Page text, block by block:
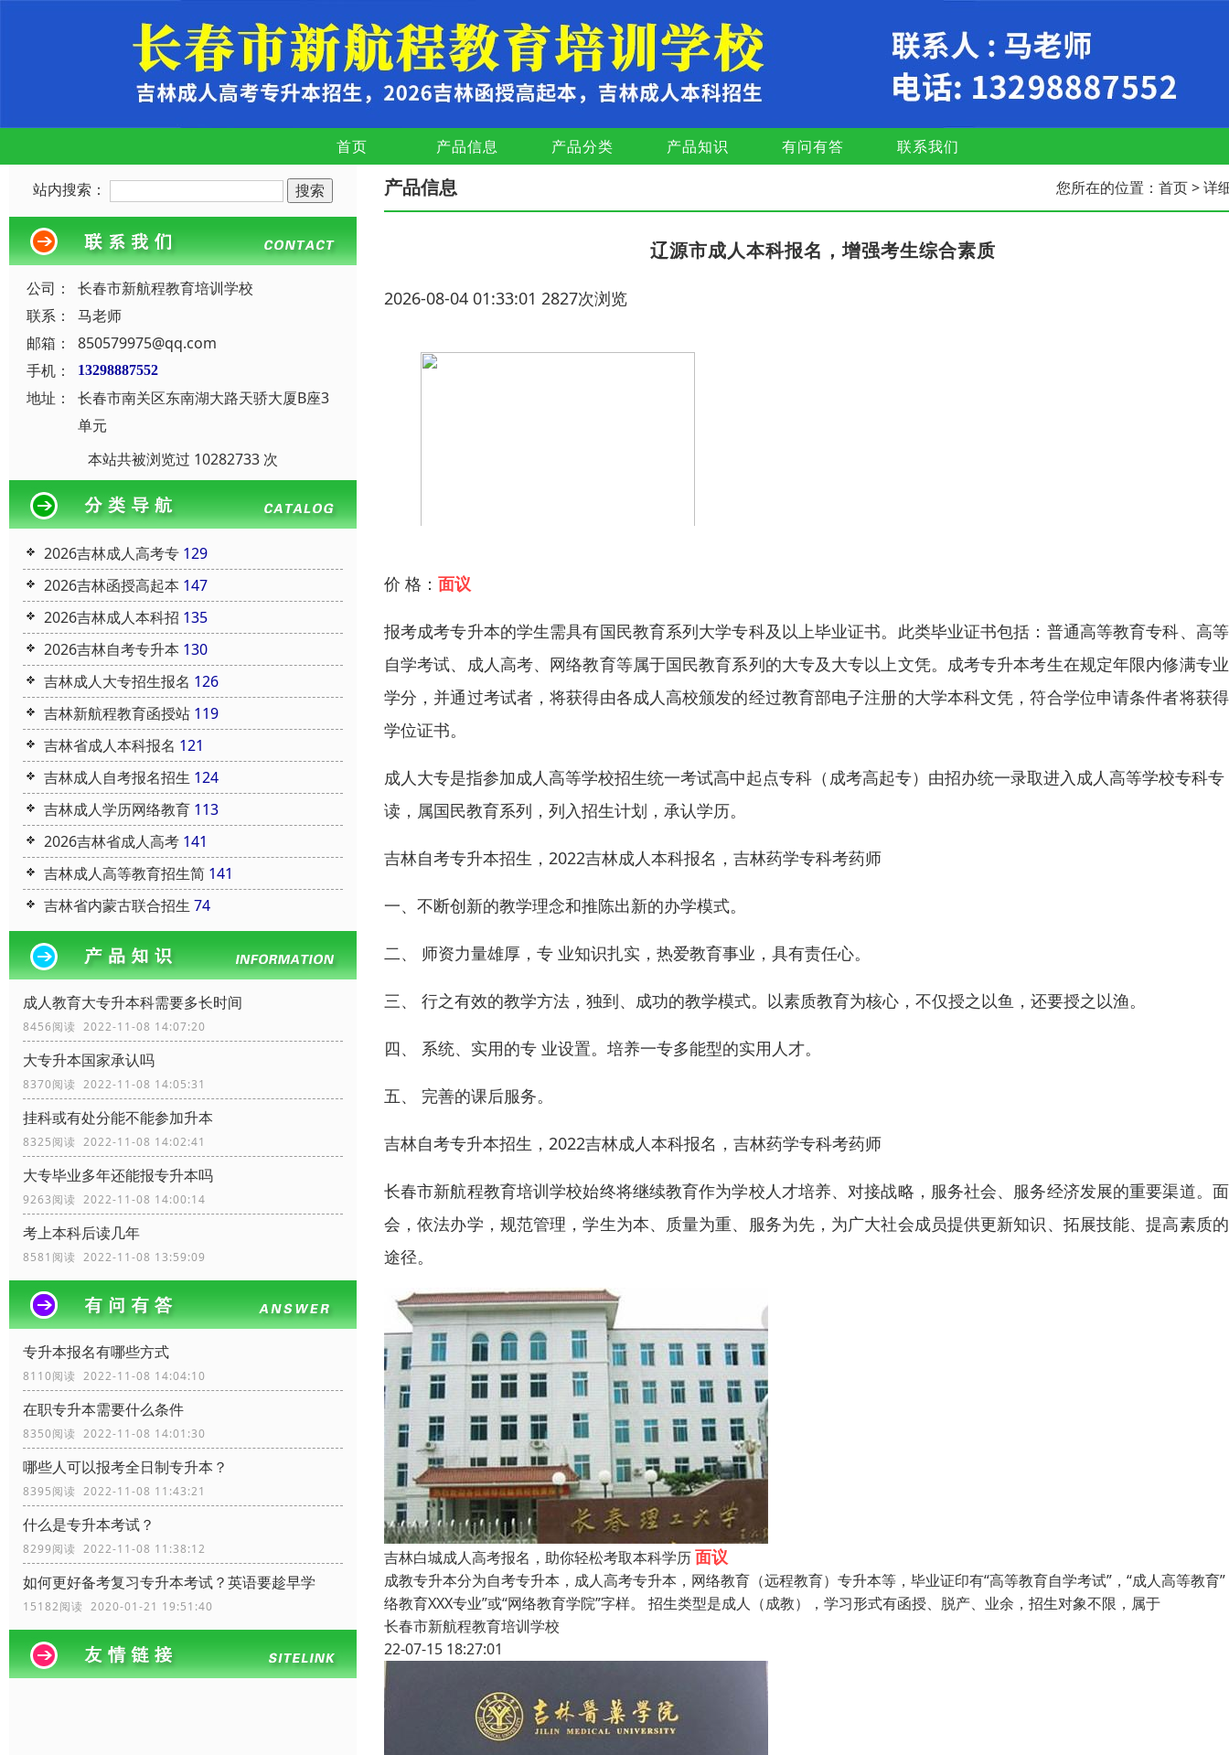
首页 产品信息 产品分类 产品知识 有问有答 联系我们
站内搜索：
公司：
长春市新航程教育培训学校
联系：
马老师
邮箱：
850579975@qq.com
手机：
13298887552
地址：
长春市南关区东南湖大路天骄大厦B座3
单元
本站共被浏览过 10282733 次
2026吉林成人高考专 129
2026吉林函授高起本 147
2026吉林成人本科招 135
2026吉林自考专升本 130
吉林成人大专招生报名 126
吉林新航程教育函授站 119
吉林省成人本科报名 121
吉林成人自考报名招生 124
吉林成人学历网络教育 113
2026吉林省成人高考 141
吉林成人高等教育招生简 141
吉林省内蒙古联合招生 74
成人教育大专升本科需要多长时间
8456阅读 2022-11-08 14:07:20
大专升本国家承认吗
8370阅读 2022-11-08 14:05:31
挂科或有处分能不能参加升本
8325阅读 2022-11-08 14:02:41
大专毕业多年还能报专升本吗
9263阅读 2022-11-08 14:00:14
考上本科后读几年
8581阅读 2022-11-08 13:59:09
专升本报名有哪些方式
8110阅读 2022-11-08 14:04:10
在职专升本需要什么条件
8350阅读 2022-11-08 14:01:30
哪些人可以报考全日制专升本？
8395阅读 2022-11-08 11:43:21
什么是专升本考试？
8299阅读 2022-11-08 11:38:12
如何更好备考复习专升本考试？英语要趁早学
15182阅读 2020-01-21 19:51:40
产品信息 您所在的位置： 首页> 详
辽源市成人本科报名，增强考生综合素质
2026-08-04 01:33:01 2827次浏览
价 格： 面议
报考成考专升本的学生需具有国民教育系列大学专科及以上毕业证书。此类毕业证书包括：普通高等教育专科、高
自学考试、成人高考、网络教育等属于国民教育系列的大专及大专以上文凭。成考专升本考生在规定年限内修满专
学分，并通过考试者，将获得由各成人高校颁发的经过教育部电子注册的大学本科文凭，符合学位申请条件者将获
学位证书。
成人大专是指参加成人高等学校招生统一考试高中起点专科（成考高起专）由招办统一录取进入成人高等学校专科专
读，属国民教育系列，列入招生计划，承认学历。
吉林自考专升本招生，2022吉林成人本科报名，吉林药学专科考药师
一、不断创新的教学理念和推陈出新的办学模式。
二、 师资力量雄厚，专 业知识扎实，热爱教育事业，具有责任心。
三、 行之有效的教学方法，独到、成功的教学模式。以素质教育为核心，不仅授之以鱼，还要授之以渔。
四、 系统、实用的专 业设置。培养一专多能型的实用人才。
五、 完善的课后服务。
吉林自考专升本招生，2022吉林成人本科报名，吉林药学专科考药师
长春市新航程教育培训学校始终将继续教育作为学校人才培养、对接战略，服务社会、服务经济发展的重要渠道。
会，依法办学，规范管理，学生为本、质量为重、服务为先，为广大社会成员提供更新知识、拓展技能、提高素质
途径。
吉林白城成人高考报名，助你轻松考取本科学历面议
成教专升本分为自考专升本，成人高考专升本，网络教育（远程教育）专升本等，毕业证印有“高等教育自学考试”，“成人高等教育”
络教育XXX专业”或“网络教育学院”字样。 招生类型是成人（成教），学习形式有函授、脱产、业余，招生对象不限，属于
长春市新航程教育培训学校
22-07-15 18:27:01